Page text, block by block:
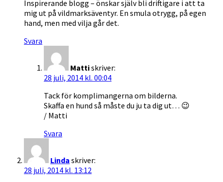
Inspirerande blogg – önskar själv bli driftigare i att ta
mig ut på vildmarksäventyr. En smula otrygg, på egen
hand, men med vilja går det.
Svara
Mattiskriver:
28 juli, 2014 kl. 00:04
Tack för komplimangerna om bilderna.
Skaffa en hund så måste du ju ta dig ut… 😉
/ Matti
Svara
Linda skriver:
28 juli, 2014 kl. 13:12